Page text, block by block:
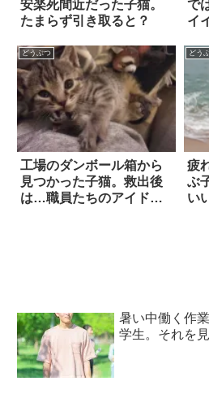
安楽死間近だった子猫。
たまらず引き取ると？
で
イ
どうぶつ
工場のダンボール箱から
見つかった子猫。救出後
は…職員たちのアイドル
どう
疲
ぶ
い
暑い中働く作
学生。それを